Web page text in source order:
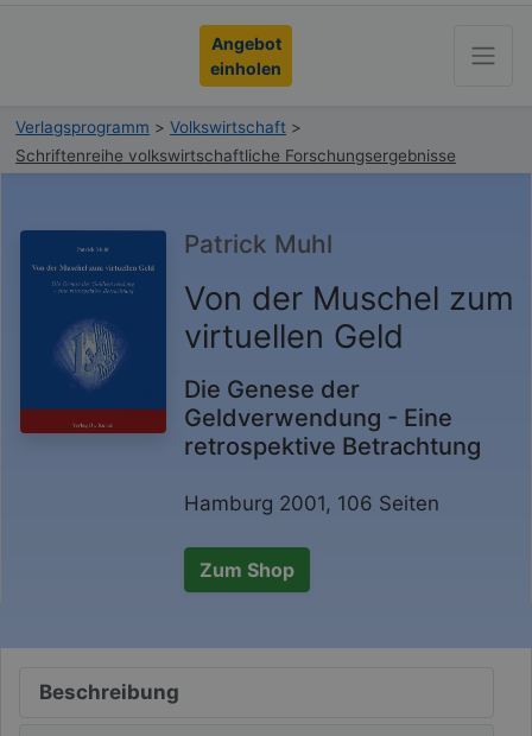
Angebot
einholen
Verlagsprogramm > Volkswirtschaft >
Schriftenreihe volkswirtschaftliche Forschungsergebnisse
Patrick Muhl
Von der Muschel zum
virtuellen Geld
Die Genese der
Geldverwendung - Eine
retrospektive Betrachtung
Hamburg 2001, 106 Seiten
Zum Shop
Beschreibung